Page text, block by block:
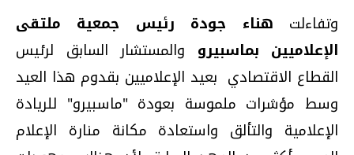
وتفاءلت هناء جودة رئيس جمعية ملتقى
الإعلاميين بماسبيرو والمستشار السابق لرئيس
القطاع الاقتصادي بعيد الإعلاميين بقدوم هذا العيد
وسط مؤشرات ملموسة بعودة "ماسبيرو" للريادة
الإعلامية والتألق واستعادة مكانة منارة الإعلام